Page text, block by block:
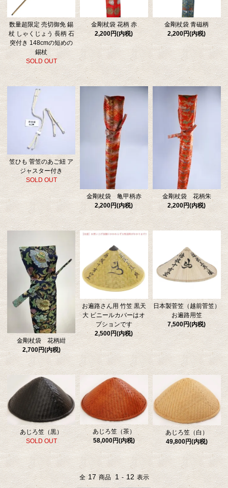
数量超限定 売切御免 錫
杖 しゃくじょう 長柄 石
突付き 148cmの短めの
錫杖
SOLD OUT
金剛杖袋 花柄 赤
2,200円(内税)
金剛杖袋 青磁柄
2,200円(内税)
笠ひも 菅笠のあご紐 ア
ジャスター付き
SOLD OUT
金剛杖袋 亀甲柄赤
2,200円(内税)
金剛杖袋 花柄朱
2,200円(内税)
金剛杖袋 花柄紺
2,700円(内税)
お遍路さん用 竹笠 黒天
大 ビニールカバーはオ
プションです
2,500円(内税)
日本製菅笠（越前菅笠）
お遍路用笠
7,500円(内税)
あじろ笠（黒）
SOLD OUT
あじろ笠（茶）
58,000円(内税)
あじろ笠（白）
49,800円(内税)
全 17 商品 1 - 12 表示